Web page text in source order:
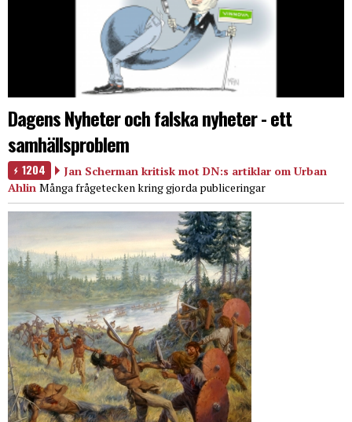
Dagens Nyheter och falska nyheter - ett
samhällsproblem
1204
Jan Scherman kritisk mot DN:s artiklar om Urban
Ahlin Många frågetecken kring gjorda publiceringar